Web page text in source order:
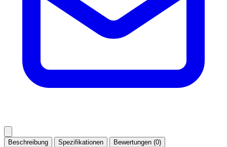
Beschreibung Spezifikationen Bewertungen (0)